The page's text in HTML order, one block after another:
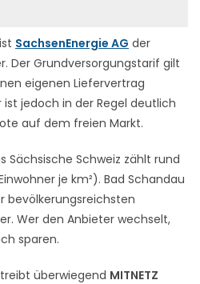
ist SachsenEnergie AG der
Der Grundversorgungstarif gilt
eigenen Liefervertrag
jedoch in der Regel deutlich
auf dem freien Markt.
Sächsische Schweiz zählt rund
je km²). Bad Schandau
bevölkerungsreichsten
Wer den Anbieter wechselt,
sparen.
überwiegend MITNETZ